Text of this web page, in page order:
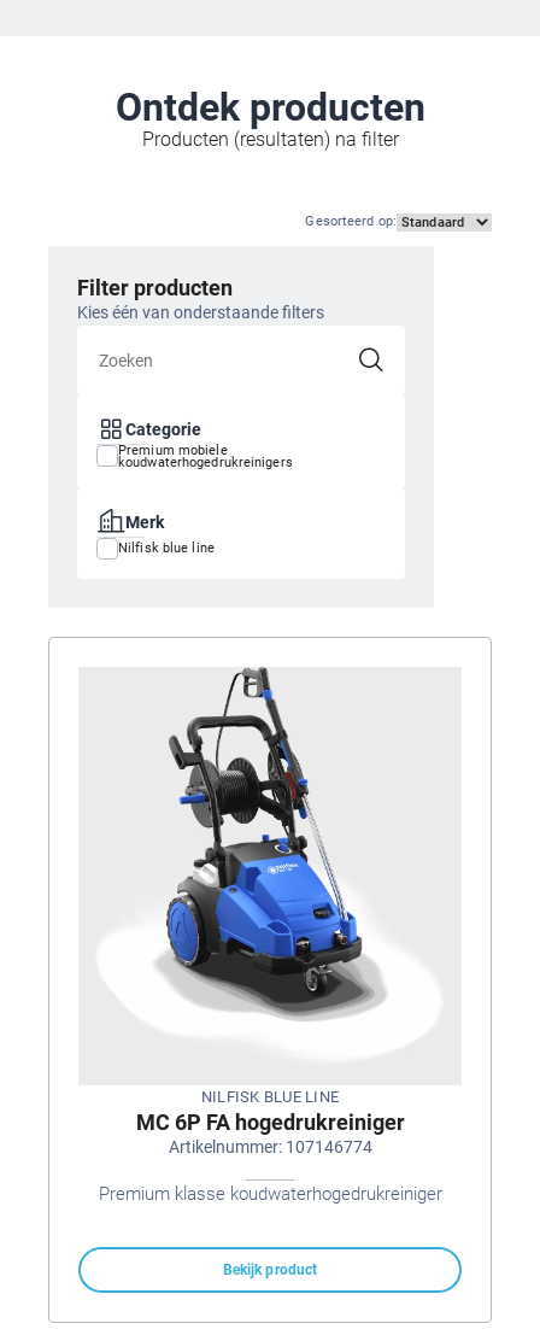
Ontdek producten
Producten (resultaten) na filter
Gesorteerd op:
Filter producten
Kies één van onderstaande filters
Categorie
Premium mobiele
koudwaterhogedrukreinigers
Merk
Nilfisk blue line
NILFISK BLUE LINE
MC 6P FA hogedrukreiniger
Artikelnummer: 107146774
Premium klasse koudwaterhogedrukreiniger
Bekijk product